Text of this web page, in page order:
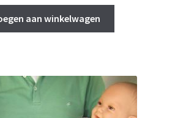
was:
€ 159,90.
is:
€ 154,00.
aan winkelwagen